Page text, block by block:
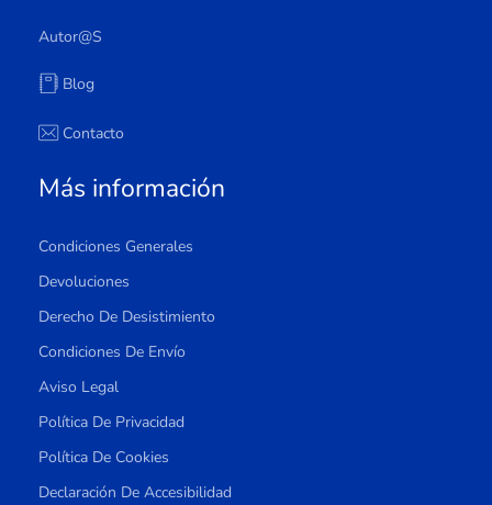
Autor@s
Blog
Contacto
Más información
Condiciones Generales
Devoluciones
Derecho De Desistimiento
Condiciones De Envío
Aviso Legal
Política De Privacidad
Política De Cookies
Declaración De Accesibilidad